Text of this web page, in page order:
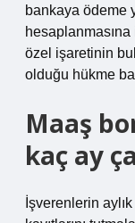
bankaya ödeme
özel işaretinin
olduğu hükme
Maaş
kaç ay
İşverenlerin